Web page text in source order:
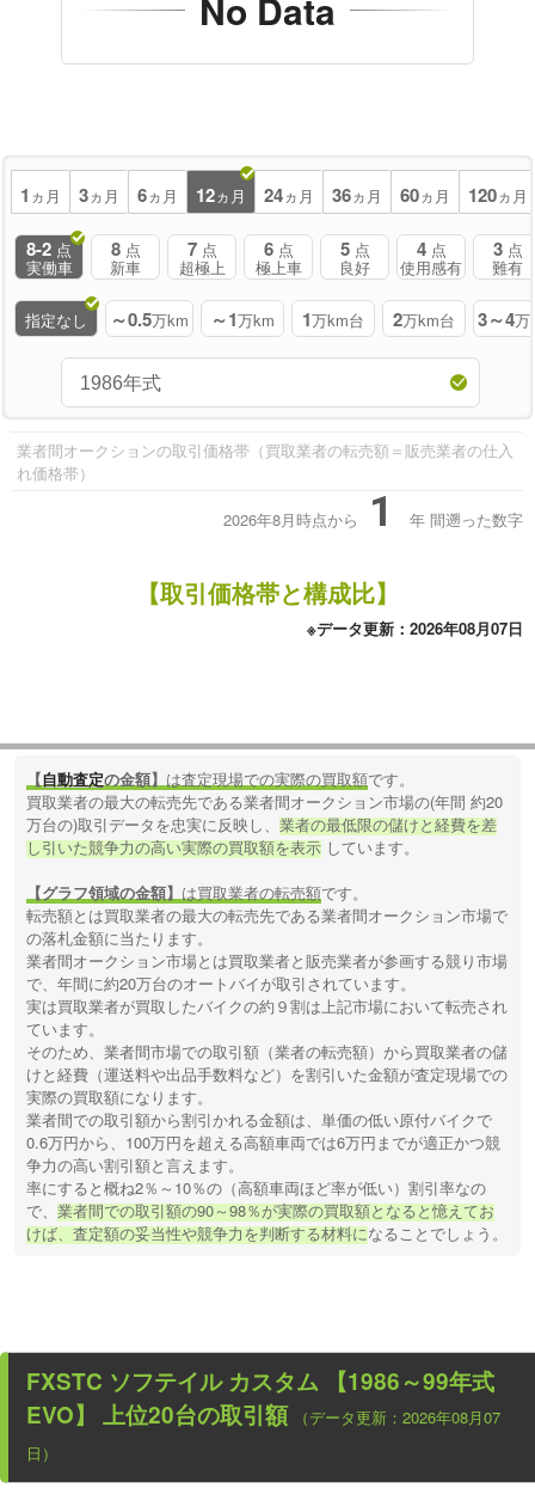
1 ヵ月 3ヵ月 6ヵ月 12ヵ月 24ヵ月 36ヵ月 60ヵ月 120ヵ月
8-2 点
実働車
8 点
新車
7 点
超極上
6 点
極上車
5 点
良好
4 点
使用感有
3 点
難有
指定なし ～0.5万km ～1万km 1万km台 2万km台 3～4万
業者間オークションの取引価格帯（買取業者の転売額＝販売業者の仕入
れ価格帯）
2026年8月時点から 1 年 間遡った数字
【取引価格帯と構成比】
※データ更新：2026年08月07日
【自動査定の金額】 は査定現場での実際の買取額です。
買取業者の最大の転売先である業者間オークション市場の(年間 約20
万台の)取引データを忠実に反映し、業者の最低限の儲けと経費を差
し引いた競争力の高い実際の買取額を表示 しています。
【グラフ領域の金額】 は買取業者の転売額です。
転売額とは買取業者の最大の転売先である業者間オークション市場で
の落札金額に当たります。
業者間オークション市場とは買取業者と販売業者が参画する競り市場
で、年間に約20万台のオートバイが取引されています。
実は買取業者が買取したバイクの約９割は上記市場において転売され
ています。
そのため、業者間市場での取引額（業者の転売額）から買取業者の儲
けと経費（運送料や出品手数料など）を割引いた金額が査定現場での
実際の買取額になります。
業者間での取引額から割引かれる金額は、単価の低い原付バイクで
0.6万円から、100万円を超える高額車両では6万円までが適正かつ競
争力の高い割引額と言えます。
率にすると概ね2％～10％の（高額車両ほど率が低い）割引率なの
で、業者間での取引額の90～98％が実際の買取額となると憶えてお
けば、査定額の妥当性や競争力を判断する材料になることでしょう。
FXSTC ソフテイル カスタム 【1986～99年式
EVO】 上位20台の取引額
（データ更新：2026年08月07
日）